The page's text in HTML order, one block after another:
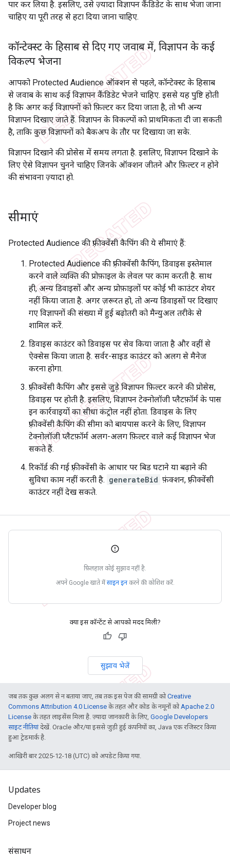
पार कर लिया है. इसलिए, उसे ज़्यादा विज्ञापन कैंडिडेट के साथ भेजा जाना
चाहिए या पूरी तरह से हटा दिया जाना चाहिए.
कॉन्टेक्स्ट के हिसाब से दिए गए जवाब में, विज्ञापन के कई
विकल्प भेजना
आपको Protected Audience ऑक्शन से पहले, कॉन्टेक्स्ट के हिसाब
से जवाब के साथ कई विज्ञापन कैंडिडेट भेजने चाहिए. इससे यह पुष्टि होती
है कि अगर कई विज्ञापनों को फ़िल्टर कर दिया जाता है, तो भी अन्य
विज्ञापन दिखाए जाते हैं. विज्ञापन के विकल्पों को प्राथमिकता दी जा सकती
है, ताकि कुछ विज्ञापनों को बैकअप के तौर पर दिखाया जा सके.
विज्ञापन दिखाने की प्रोसेस में समय लगता है. इसलिए, विज्ञापन दिखाने के
लिए ऐसे विज्ञापन चुनने चाहिए जिनके ऑक्शन जीतने और फ़िल्टर न होने
की संभावना ज़्यादा हो.
सीमाएं
Protected Audience की फ़्रीक्वेंसी कैपिंग की ये सीमाएं हैं:
Protected Audience की फ़्रीक्वेंसी कैपिंग, डिवाइस इस्तेमाल
करने वाले व्यक्ति की प्रोफ़ाइल के लेवल पर काम करती है. साथ
ही, अन्य डिवाइसों और अन्य प्रोफ़ाइलों पर कोई भी काउंटर शेयर
नहीं किया जाता है. अगर ज़रूरत हो, तो अन्य डिवाइसों पर दिखाए
गए विज्ञापनों की संख्या में हुई बढ़ोतरी को मैन्युअल तरीके से
शामिल करें.
डिवाइस काउंटर को डिवाइस पर सेव किया जाता है और वहीं से
ऐक्सेस किया जाता है. सर्वर-साइड काउंटर को अलग से मैनेज
करना होगा.
फ़्रीक्वेंसी कैपिंग और इससे जुड़े विज्ञापन फ़िल्टर करने की प्रोसेस,
डिवाइस पर होती है. इसलिए, विज्ञापन टेक्नोलॉजी प्लैटफ़ॉर्म के पास
इन कार्रवाइयों का सीधा कंट्रोल नहीं होता. डिवाइस के लिए
फ़्रीक्वेंसी कैपिंग की सीमा को बायपास करने के लिए, विज्ञापन
टेक्नोलॉजी प्लैटफ़ॉर्म अलग-अलग फ़िल्टर वाले कई विज्ञापन भेज
सकते हैं.
रिकॉर्ड की गई फ़्रीक्वेंसी के आधार पर बिड घटाने या बढ़ाने की
सुविधा काम नहीं करती है. generateBid फ़ंक्शन, फ़्रीक्वेंसी
काउंटर नहीं देख सकते.
फ़िलहाल कोई सुझाव नहीं है.
अपने Google खाते मेंसाइन इनकरने की कोशिश करें.
क्या इस कॉन्टेंट से आपको मदद मिली?
सुझाव भेजें
जब तक कुछ अलग से न बताया जाए, तब तक इस पेज की सामग्री कोCreative
Commons Attribution 4.0 License के तहत और कोड के नमूनों को Apache 2.0
License के तहत लाइसेंस मिला है. ज़्यादा जानकारी के लिए, Google Developers
साइट नीतियांदेखें. Oracle और/या इससे जुड़ी हुई कंपनियों का, Java एक रजिस्टर किया
हुआ ट्रेडमार्क है.
आखिरी बार 2025-12-18 (UTC) को अपडेट किया गया.
Updates
Developer blog
Project news
संसाधन